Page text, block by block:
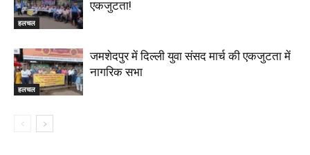
हलचल
एकजुटता!
हलचल
जमशेदपुर में दिल्ली युवा संसद मार्च की एकजुटता में
नागरिक सभा